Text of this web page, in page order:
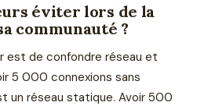
éviter lors de la
communauté ?
est de confondre réseau et
5 000 connexions sans
un réseau statique. Avoir 500